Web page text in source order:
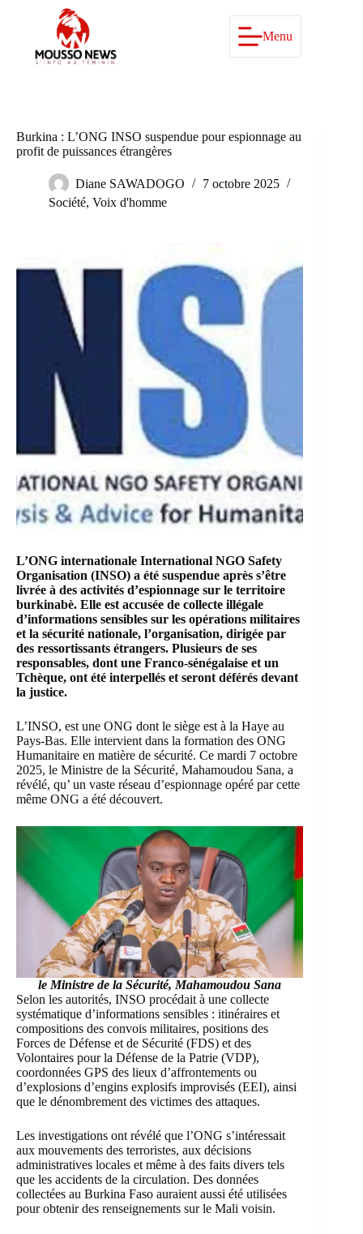
Menu
Burkina : L’ONG INSO suspendue pour espionnage au
profit de puissances étrangères
Diane SAWADOGO
7 octobre 2025
Société, Voix d'homme
L’ONG internationale International NGO Safety
Organisation (INSO) a été suspendue après s’être
livrée à des activités d’espionnage sur le territoire
burkinabè. Elle est accusée de collecte illégale
d’informations sensibles sur les opérations militaires
et la sécurité nationale, l’organisation, dirigée par
des ressortissants étrangers. Plusieurs de ses
responsables, dont une Franco-sénégalaise et un
Tchèque, ont été interpellés et seront déférés devant
la justice.
L’INSO, est une ONG dont le siège est à la Haye au
Pays-Bas. Elle intervient dans la formation des ONG
Humanitaire en matière de sécurité. Ce mardi 7 octobre
2025, le Ministre de la Sécurité, Mahamoudou Sana, a
révélé, qu’ un vaste réseau d’espionnage opéré par cette
même ONG a été découvert.
le Ministre de la Sécurité, Mahamoudou Sana
Selon les autorités, INSO procédait à une collecte
systématique d’informations sensibles : itinéraires et
compositions des convois militaires, positions des
Forces de Défense et de Sécurité (FDS) et des
Volontaires pour la Défense de la Patrie (VDP),
coordonnées GPS des lieux d’affrontements ou
d’explosions d’engins explosifs improvisés (EEI), ainsi
que le dénombrement des victimes des attaques.
Les investigations ont révélé que l’ONG s’intéressait
aux mouvements des terroristes, aux décisions
administratives locales et même à des faits divers tels
que les accidents de la circulation. Des données
collectées au Burkina Faso auraient aussi été utilisées
pour obtenir des renseignements sur le Mali voisin.